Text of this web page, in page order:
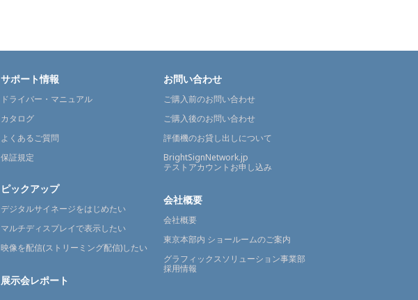
サポート情報
ドライバー・マニュアル
カタログ
よくあるご質問
保証規定
ピックアップ
デジタルサイネージをはじめたい
マルチディスプレイで表示したい
映像を配信(ストリーミング配信)したい
展示会レポート
お問い合わせ
ご購入前のお問い合わせ
ご購入後のお問い合わせ
評価機のお貸し出しについて
BrightSignNetwork.jp
テストアカウントお申し込み
会社概要
会社概要
東京本部内 ショールームのご案内
グラフィックスソリューション事業部
採用情報